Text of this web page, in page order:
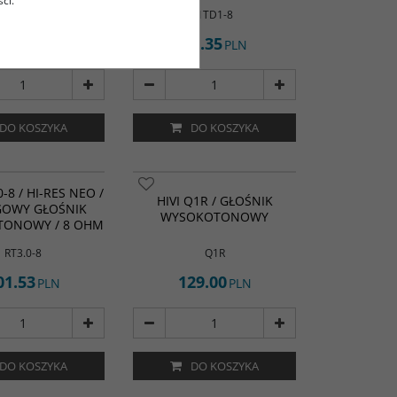
DO KOSZYKA
1TD1-8
94.35PLN
DO KOSZYKA
8 / HI-RES NEO /
GŁOŚNIK
/ 8 OHM
RT3.0-8
PLN
DO KOSZYKA
HIVI Q1R / GŁOŚNIK
WYSOKOTONOWY
Q1R
129.00PLN
DO KOSZYKA